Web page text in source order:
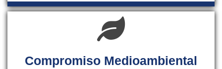
Compromiso Medioambiental